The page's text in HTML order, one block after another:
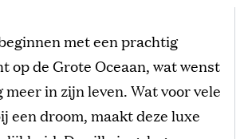
met een prachtig
op de Grote Oceaan, wat wenst
meer in zijn leven. Wat voor vele
een droom, maakt deze luxe